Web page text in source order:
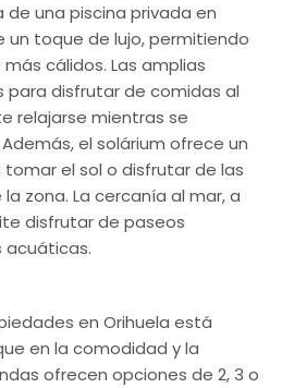
de una piscina privada en
toque de lujo, permitiendo
cálidos. Las amplias
disfrutar de comidas al
relajarse mientras se
el solárium ofrece un
el sol o disfrutar de las
zona. La cercanía al mar, a
disfrutar de paseos
acuáticas.
en Orihuela está
en la comodidad y la
ofrecen opciones de 2, 3 o